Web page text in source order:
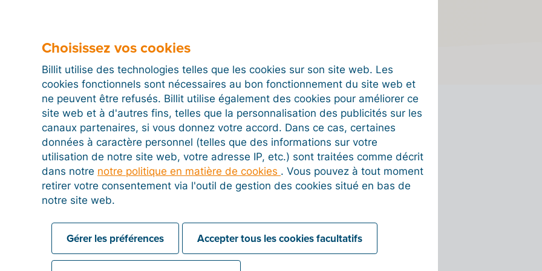
fréquemment posées
l'assistance à distance
à distance ?
Un de nos experts vous guidera par la suite.
Choisissez vos cookies
Billit utilise des technologies telles que les cookies sur son site web. Les
cookies fonctionnels sont nécessaires au bon fonctionnement du site web et
ne peuvent être refusés. Billit utilise également des cookies pour améliorer ce
site web et à d'autres fins, telles que la personnalisation des publicités sur les
canaux partenaires, si vous donnez votre accord. Dans ce cas, certaines
données à caractère personnel (telles que des informations sur votre
utilisation de notre site web, votre adresse IP, etc.) sont traitées comme décrit
dans notre notre politique en matière de cookies . Vous pouvez à tout moment
retirer votre consentement via l'outil de gestion des cookies situé en bas de
notre site web.
Gérer les préférences Accepter tous les cookies facultatifs